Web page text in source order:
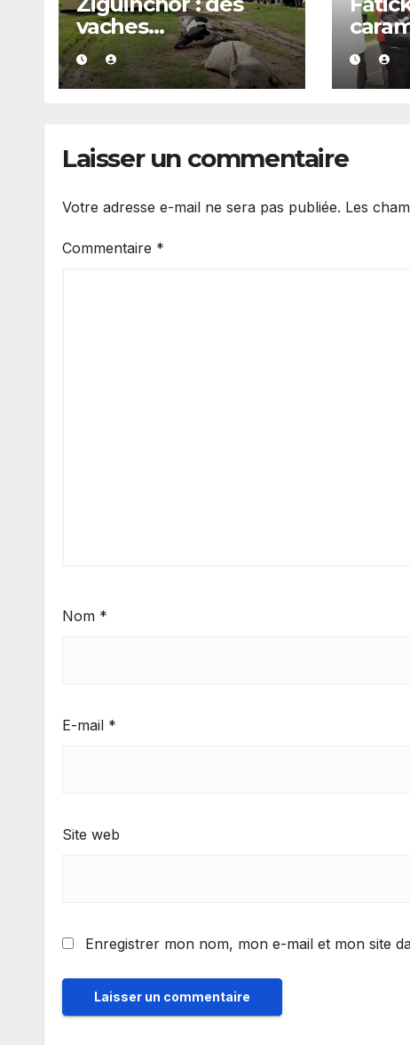
vaches
électrocutées, les
éleveurs alertent
sur un danger
Senelec
Laisser un commentaire
Votre adresse e-mail ne sera pas publiée. Les
Commentaire *
Nom *
E-mail *
Site web
Enregistrer mon nom, mon e-mail et mon site